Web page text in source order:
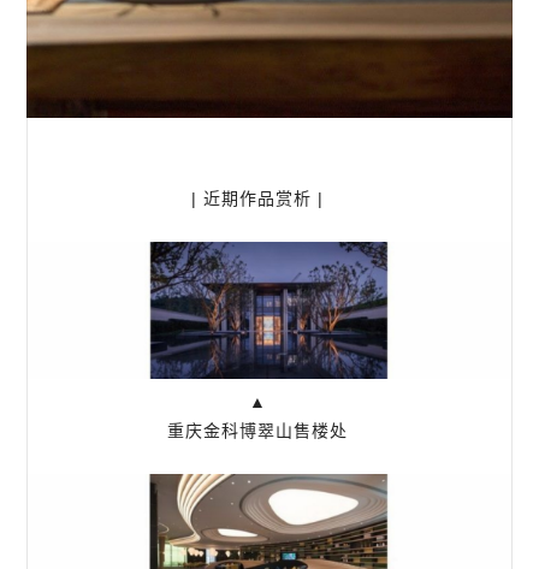
| 近期作品赏析 |
▲
重庆金科博翠山售楼处